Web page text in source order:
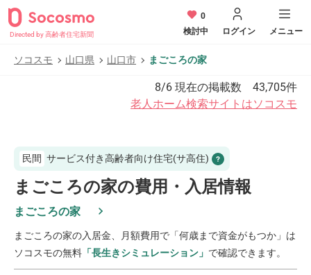
Directed by 高齢者住宅新聞
0
検討中
ログイン メニュー
ソコスモ 山口県 山口市 まごころの家
8/6 現在の掲載数 43,705件
老人ホーム検索サイトはソコスモ
民間 サービス付き高齢者向け住宅(サ高住)
まごころの家の費用・入居情報
まごころの家
まごころの家の入居金、月額費用で「何歳まで資金がもつか」は
ソコスモの無料 「長生きシミュレーション」 で確認できます。